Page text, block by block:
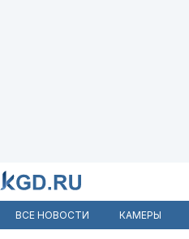
ВСЕ НОВОСТИ КАМЕРЫ